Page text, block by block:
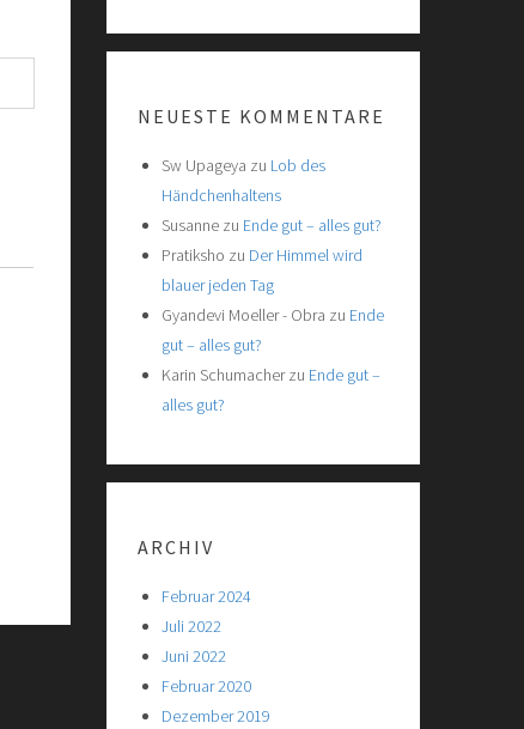
NEUESTE KOMMENTARE
Sw Upageya zu Lob des
Händchenhaltens
Susannezu Ende gut – alles gut?
Pratiksho zu Der Himmel wird
blauer jeden Tag
Gyandevi Moeller - Obra zu Ende
gut – alles gut?
Karin Schumacherzu Ende gut –
alles gut?
ARCHIV
Februar 2024
Juli 2022
Juni 2022
Februar 2020
Dezember 2019